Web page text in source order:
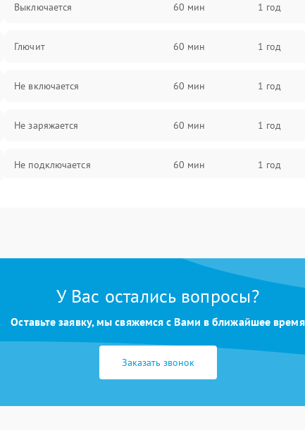
Выключается 60 мин 1 год
Глючит 60 мин 1 год
Не включается 60 мин 1 год
Не заряжается 60 мин 1 год
Не подключается 60 мин 1 год
У Вас остались вопросы?
Оставьте заявку, мы свяжемся с Вами в ближайшее время
Заказать звонок